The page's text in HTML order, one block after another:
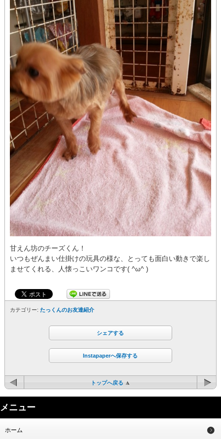
甘えん坊のチーズくん！
いつもぜんまい仕掛けの玩具の様な、とっても面白い動きで楽し
ませてくれる、人懐っこいワンコです( ^ω^ )
カテゴリー: たっくんのお友達紹介
シェアする
Instapaperへ保存する
トップへ戻る
メニュー
ホーム